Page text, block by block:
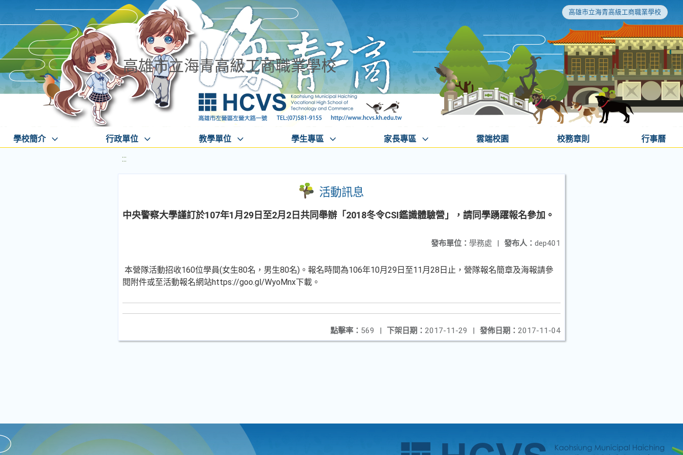
高雄市立海青高級工商職業學校
高雄市立海青高級工商職業學校
學校簡介 行政單位 教學單位 學生專區 家長專區 雲端校園 校務章則 行事曆
:::
活動訊息
中央警察大學謹訂於107年1月29日至2月2日共同舉辦「2018冬令CSI鑑識體驗營」，請同學踴躍報名參加。
發布人： dep401
發布單位： 學務處 |
本營隊活動招收160位學員(女生80名，男生80名)。報名時間為106年10月29日至11月28日止，營隊報名簡章及海報請參
閱附件或至活動報名網站https://goo.gl/WyoMnx下載。
發佈日期： 2017-11-04
下架日期： 2017-11-29 |
點擊率： 569 |